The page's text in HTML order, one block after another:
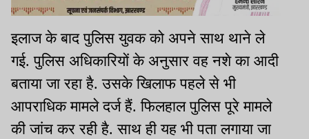
इलाज के बाद पुलिस युवक को अपने साथ थाने ले
गई. पुलिस अधिकारियों के अनुसार वह नशे का आदी
बताया जा रहा है. उसके खिलाफ पहले से भी
आपराधिक मामले दर्ज हैं. फिलहाल पुलिस पूरे मामले
की जांच कर रही है. साथ ही यह भी पता लगाया जा